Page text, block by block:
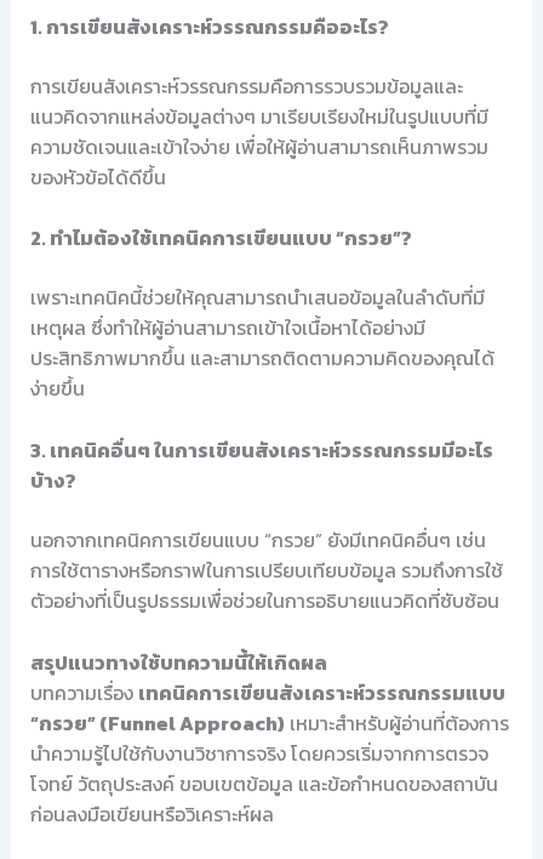
1. การเขียนสังเคราะห์วรรณกรรมคืออะไร?
การเขียนสังเคราะห์วรรณกรรมคือการรวบรวมข้อมูลและ
แนวคิดจากแหล่งข้อมูลต่างๆ มาเรียบเรียงใหม่ในรูปแบบที่มี
ความชัดเจนและเข้าใจง่าย เพื่อให้ผู้อ่านสามารถเห็นภาพรวม
ของหัวข้อได้ดีขึ้น
2. ทำไมต้องใช้เทคนิคการเขียนแบบ “กรวย”?
เพราะเทคนิคนี้ช่วยให้คุณสามารถนำเสนอข้อมูลในลำดับที่มี
เหตุผล ซึ่งทำให้ผู้อ่านสามารถเข้าใจเนื้อหาได้อย่างมี
ประสิทธิภาพมากขึ้น และสามารถติดตามความคิดของคุณได้
ง่ายขึ้น
3. เทคนิคอื่นๆ ในการเขียนสังเคราะห์วรรณกรรมมีอะไร
บ้าง?
นอกจากเทคนิคการเขียนแบบ “กรวย” ยังมีเทคนิคอื่นๆ เช่น
การใช้ตารางหรือกราฟในการเปรียบเทียบข้อมูล รวมถึงการใช้
ตัวอย่างที่เป็นรูปธรรมเพื่อช่วยในการอธิบายแนวคิดที่ซับซ้อน
สรุปแนวทางใช้บทความนี้ให้เกิดผล
บทความเรื่อง เทคนิคการเขียนสังเคราะห์วรรณกรรมแบบ
“กรวย” (Funnel Approach) เหมาะสำหรับผู้อ่านที่ต้องการ
นำความรู้ไปใช้กับงานวิชาการจริง โดยควรเริ่มจากการตรวจ
โจทย์ วัตถุประสงค์ ขอบเขตข้อมูล และข้อกำหนดของสถาบัน
ก่อนลงมือเขียนหรือวิเคราะห์ผล